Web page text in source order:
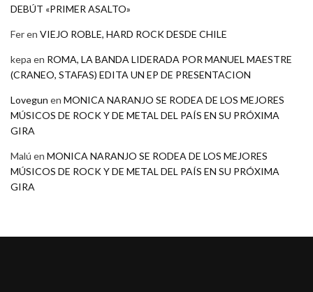
DEBÚT «PRIMER ASALTO»
Feren VIEJO ROBLE, HARD ROCK DESDE CHILE
kepa en ROMA, LA BANDA LIDERADA POR MANUEL MAESTRE
(CRANEO, STAFAS) EDITA UN EP DE PRESENTACION
Lovegun en MONICA NARANJO SE RODEA DE LOS MEJORES
MÚSICOS DE ROCK Y DE METAL DEL PAÍS EN SU PRÓXIMA
GIRA
Malú en MONICA NARANJO SE RODEA DE LOS MEJORES
MÚSICOS DE ROCK Y DE METAL DEL PAÍS EN SU PRÓXIMA
GIRA